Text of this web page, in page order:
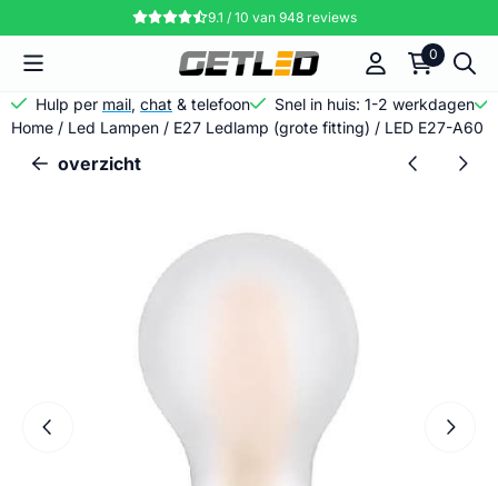
Cookievoorkeuren zijn momenteel gesloten.
9.1 / 10 van 948reviews
0
Hulp per mail, chat & telefoon
Snel in huis: 1-2 werkdagen
Home / Led Lampen / E27 Ledlamp (grote fitting) / LED E27-A60
overzicht